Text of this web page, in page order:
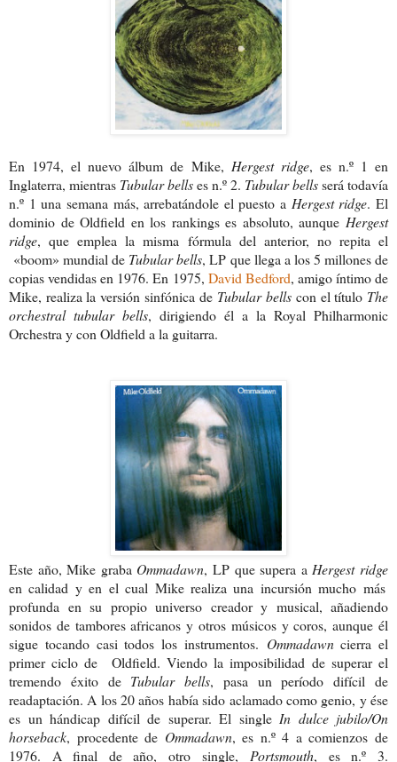
En 1974, el nuevo álbum de Mike, Hergest ridge, es n.º 1 en
Inglaterra, mientras Tubular bellses n.º 2. Tubular bellsserá todavía
n.º 1 una semana más, arrebatándole el puesto a Hergest ridge. El
dominio de Oldfield en los rankings es absoluto, aunque Hergest
ridge, que emplea la misma fórmula del anterior, no repita el
«boom» mundial de Tubular bells, LP que llega a los 5 millones de
copias vendidas en 1976. En 1975, David Bedford, amigo íntimo de
Mike, realiza la versión sinfónica de Tubular bells con el título The
orchestral tubular bells, dirigiendo él a la Royal Philharmonic
Orchestra y con Oldfield a la guitarra.
Este año, Mike graba Ommadawn, LP que supera a Hergest ridge
en calidad y en el cual Mike realiza una incursión mucho más
profunda en su propio universo creador y musical, añadiendo
sonidos de tambores africanos y otros músicos y coros, aunque él
sigue tocando casi todos los instrumentos. Ommadawncierra el
primer ciclo de Oldfield. Viendo la imposibilidad de superar el
tremendo éxito de Tubular bells, pasa un período difícil de
readaptación. A los 20 años había sido aclamado como genio, y ése
es un hándicap difícil de superar. El single In dulce jubilo/On
horseback, procedente de Ommadawn, es n.º 4 a comienzos de
1976. A final de año, otro single, Portsmouth, es n.º 3.